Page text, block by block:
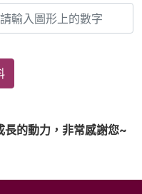
的動力，非常感謝您~